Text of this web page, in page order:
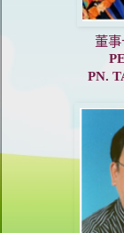
董
PN. TAN